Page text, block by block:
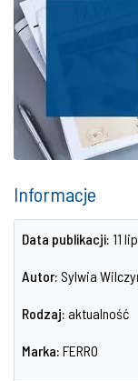
Informacje
Data publikacji: 11
Autor: Sylwia
Rodzaj: aktualność
Marka: FERRO